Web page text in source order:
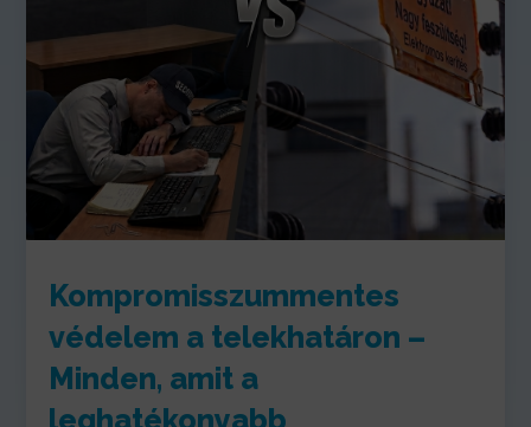
Kompromisszummentes
védelem a telekhatáron –
Minden, amit a